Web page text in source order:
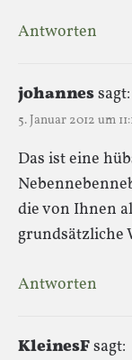
Antworten
johannessagt:
5. Januar 2012 um
Das ist eine
die von Ihnen
grundsätzliche
Antworten
KleinesFsagt: